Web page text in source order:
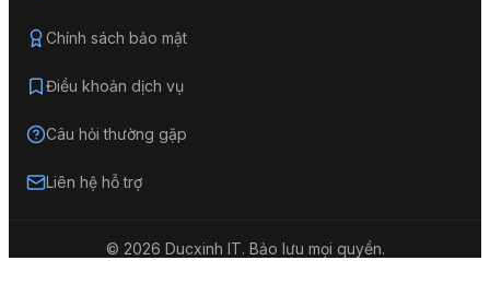
Chính sách bảo mật
Điều khoản dịch vụ
Câu hỏi thường gặp
Liên hệ hỗ trợ
© 2026 Ducxinh IT. Bảo lưu mọi quyền.